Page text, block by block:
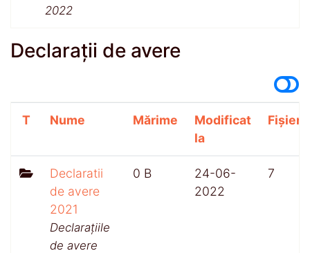
2022
Declarații de avere
T Nume Mărime
Modificat
la
Fișiere
Declaratii
de avere
2021
Declarațiile
de avere
0 B
24-06-
2022
7